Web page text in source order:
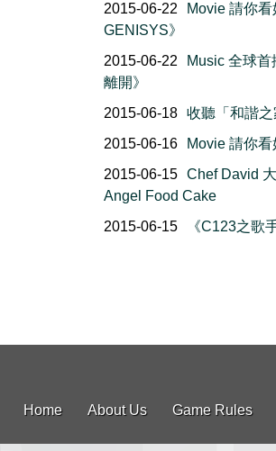
2015-06-22
Movie 請你
GENISYS》
2015-06-22
Music 全球
離開》
2015-06-18 收聽「和諧
2015-06-16
Movie 請你看
2015-06-15 Chef David
Angel Food Cake
2015-06-15
《C123之歌
Home About Us Game Rules